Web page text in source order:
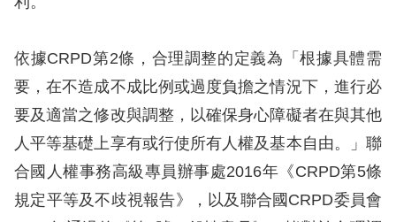
務
核
心
人
權
公
約
依據CRPD第2條，合理調整的定義為「根據具體需
要，在不造成不成比例或過度負擔之情況下，進行必
要及適當之修改與調整，以確保身心障礙者在與其他
人平等基礎上享有或行使所有人權及基本自由。」聯
合國人權事務高級專員辦事處2016年《CRPD第5條
規定平等及不歧視報告》，以及聯合國CRPD委員會